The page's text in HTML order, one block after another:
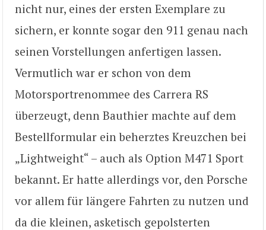
nicht nur, eines der ersten Exemplare zu
sichern, er konnte sogar den 911 genau nach
seinen Vorstellungen anfertigen lassen.
Vermutlich war er schon von dem
Motorsportrenommee des Carrera RS
überzeugt, denn Bauthier machte auf dem
Bestellformular ein beherztes Kreuzchen bei
„Lightweight“ – auch als Option M471 Sport
bekannt. Er hatte allerdings vor, den Porsche
vor allem für längere Fahrten zu nutzen und
da die kleinen, asketisch gepolsterten